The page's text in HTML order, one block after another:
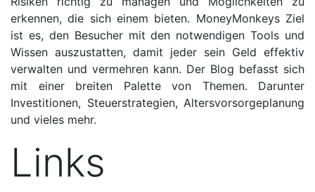
erkennen, die sich einem bieten. MoneyMonkeys Ziel
ist es, den Besucher mit den notwendigen Tools und
Wissen auszustatten, damit jeder sein Geld effektiv
verwalten und vermehren kann. Der Blog befasst sich
mit einer breiten Palette von Themen. Darunter
Investitionen, Steuerstrategien, Altersvorsorgeplanung
und vieles mehr.
Links